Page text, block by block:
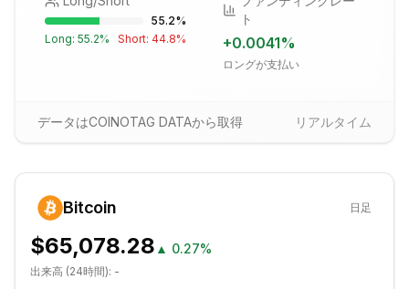
55.2%
Long: 55.2% Short: 44.8%
ト
+0.0041%
ロングが支払い
データはCOINOTAG DATAから取得 リアルタイム
Bitcoin 日足
$65,078.28 ▲ 0.27%
出来高 (24時間): -